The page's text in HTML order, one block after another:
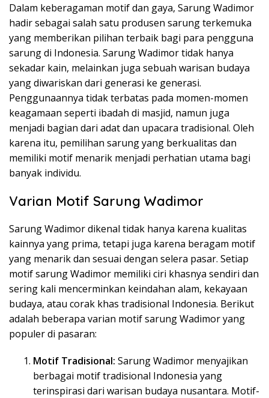
Dalam keberagaman motif dan gaya, Sarung Wadimor
hadir sebagai salah satu produsen sarung terkemuka
yang memberikan pilihan terbaik bagi para pengguna
sarung di Indonesia. Sarung Wadimor tidak hanya
sekadar kain, melainkan juga sebuah warisan budaya
yang diwariskan dari generasi ke generasi.
Penggunaannya tidak terbatas pada momen-momen
keagamaan seperti ibadah di masjid, namun juga
menjadi bagian dari adat dan upacara tradisional. Oleh
karena itu, pemilihan sarung yang berkualitas dan
memiliki motif menarik menjadi perhatian utama bagi
banyak individu.
Varian Motif Sarung Wadimor
Sarung Wadimor dikenal tidak hanya karena kualitas
kainnya yang prima, tetapi juga karena beragam motif
yang menarik dan sesuai dengan selera pasar. Setiap
motif sarung Wadimor memiliki ciri khasnya sendiri dan
sering kali mencerminkan keindahan alam, kekayaan
budaya, atau corak khas tradisional Indonesia. Berikut
adalah beberapa varian motif sarung Wadimor yang
populer di pasaran:
Motif Tradisional: Sarung Wadimor menyajikan
berbagai motif tradisional Indonesia yang
terinspirasi dari warisan budaya nusantara. Motif-